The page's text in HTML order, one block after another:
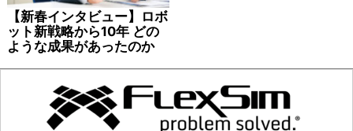
【新春インタビュー】ロボ
ット新戦略から10年 どの
ような成果があったのか